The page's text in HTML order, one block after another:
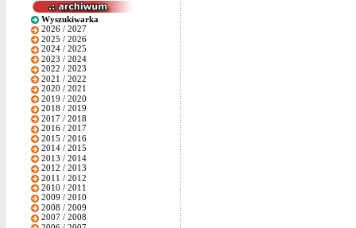
Wyszukiwarka
2026 / 2027
2025 / 2026
2024 / 2025
2023 / 2024
2022 / 2023
2021 / 2022
2020 / 2021
2019 / 2020
2018 / 2019
2017 / 2018
2016 / 2017
2015 / 2016
2014 / 2015
2013 / 2014
2012 / 2013
2011 / 2012
2010 / 2011
2009 / 2010
2008 / 2009
2007 / 2008